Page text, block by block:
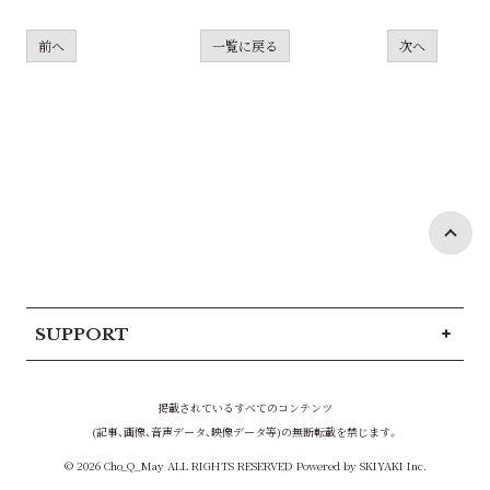
前へ 一覧に戻る 次へ
SUPPORT
掲載されているすべてのコンテンツ
(記事、画像、音声データ、映像データ等)の無断転載を禁じます。
© 2026 Cho_Q_May ALL RIGHTS RESERVED Powered by SKIYAKI Inc.